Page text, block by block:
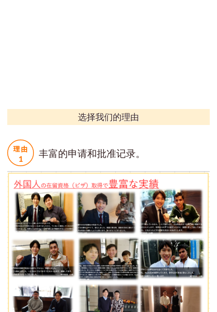
选择我们的理由
丰富的申请和批准记录。